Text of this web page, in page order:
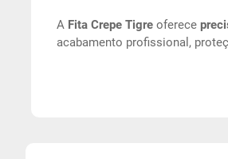
A Fita Crepe Tigreoferece
acabamento profissional,